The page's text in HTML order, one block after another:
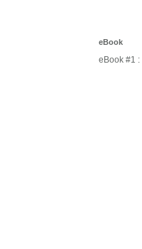
eBook
eBook #1 :